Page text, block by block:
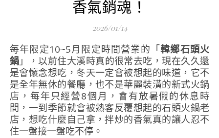
香氣銷魂！
2026/01/14
每年限定10~5月限定時間營業的「韓鄉石頭火
鍋」，以前住大溪時真的很常去吃，現在久久還
是會懷念想吃，冬天一定會被想起的味道，它不
是全年無休的餐廳，也不是華麗裝潢的新式火鍋
店，每年只經營8個月，會有放暑假的休息時
間，一到季節就會被熟客反覆想起的石頭火鍋老
店，想吃什麼自己拿，拌炒的香氣真的讓人忍不
住一盤接一盤吃不停。